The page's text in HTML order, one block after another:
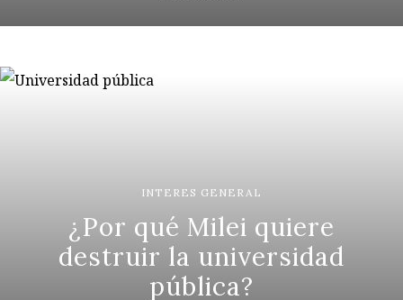
INTERES GENERAL
¿Por qué Milei quiere
destruir la universidad
pública?